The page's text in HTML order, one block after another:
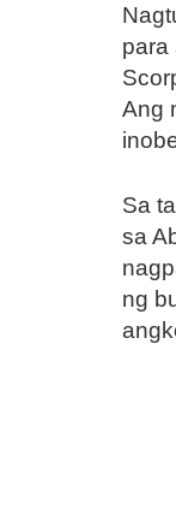
para
Ang
Sa
sa
ng